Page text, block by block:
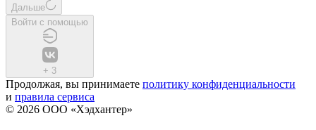
Дальше
Войти с помощью
+ 3
Продолжая, вы принимаете политику конфиденциальности
и правила сервиса
© 2026 ООО «Хэдхантер»